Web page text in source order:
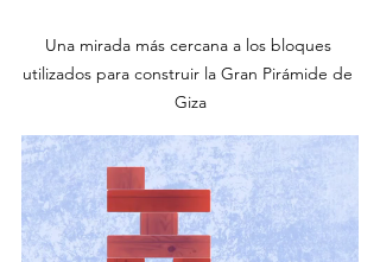
Una mirada más cercana a los bloques
utilizados para construir la Gran Pirámide de
Giza